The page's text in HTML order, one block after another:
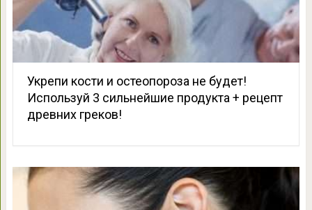
Укрепи кости и остеопороза не будет!
Используй 3 сильнейшие продукта + рецепт
древних греков!